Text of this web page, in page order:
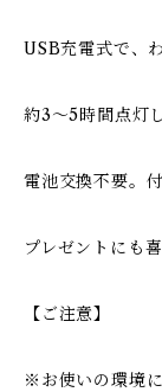
USB充電式で、
約3〜5時間点灯
電池交換不要。
プレゼントにも
【ご注意】
※お使いの環境